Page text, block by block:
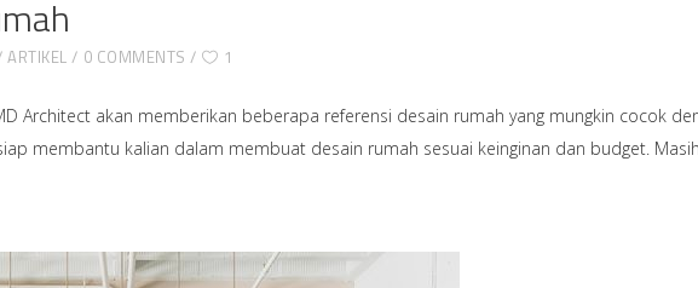
ARTIKEL 0 COMMENTS 1
Architect akan memberikan beberapa referensi desain rumah yang mungkin cocok
membantu kalian dalam membuat desain rumah sesuai keinginan dan budget.